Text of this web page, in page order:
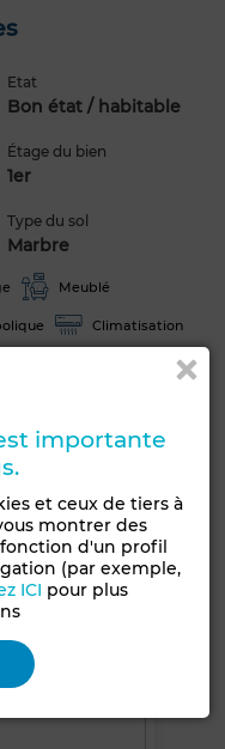
Etat
Bon état / habitable
Étage du bien
1er
Type du sol
Marbre
Meublé
Climatisation
importante
et ceux de tiers à
montrer des
d'un profil
(par exemple,
ICI pour plus